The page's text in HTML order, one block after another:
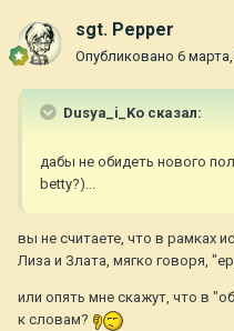
sgt. Pepper
Опубликовано 6
Dusya_i_Ko сказал:
дабы не обидеть нового
betty?)...
вы не считаете, что в рамках
Лиза и Злата, мягко говоря,
или опять мне скажут, что в
к словам?